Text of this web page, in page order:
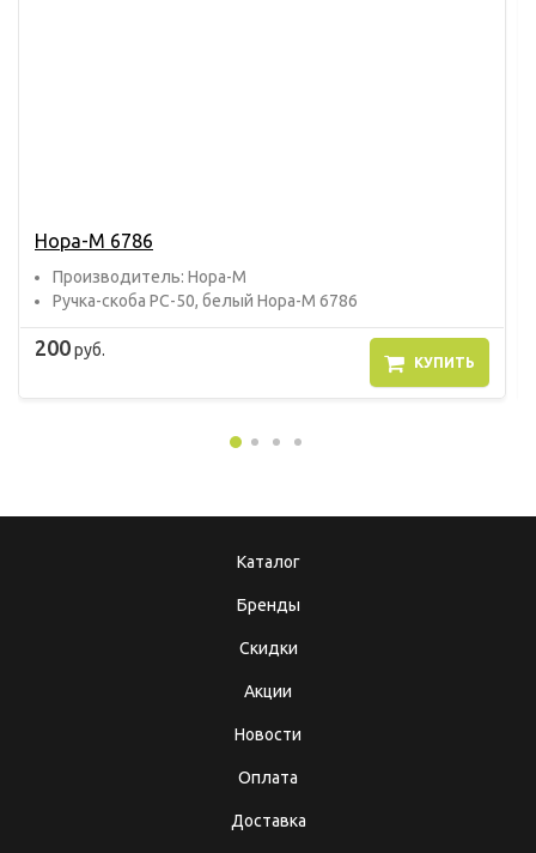
Нора-М 6786
Прoизвoдитель: Нора-М
Ручка-скоба РС-50, белый Нора-М 6786
200руб.
КУПИТЬ
Каталог
Бренды
Скидки
Акции
Новости
Оплата
Доставка